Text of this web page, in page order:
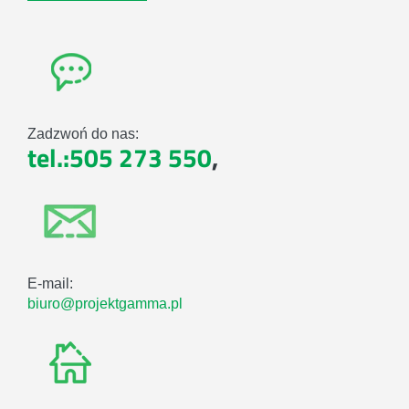
Zadzwoń do nas:
tel.:505 273 550,
E-mail:
biuro@projektgamma.pl